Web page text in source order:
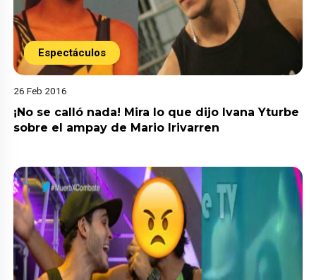
Espectáculos
26 Feb 2016
¡No se calló nada! Mira lo que dijo Ivana Yturbe
sobre el ampay de Mario Irivarren